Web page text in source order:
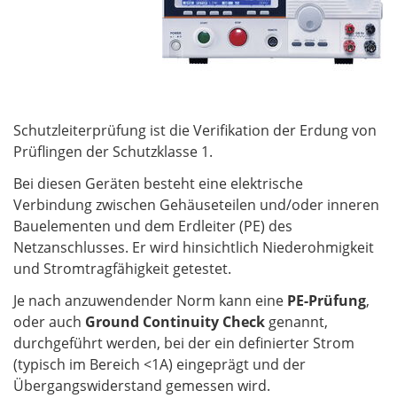
Schutzleiterprüfung ist die Verifikation der Erdung von
Prüflingen der Schutzklasse 1.
Bei diesen Geräten besteht eine elektrische
Verbindung zwischen Gehäuseteilen und/oder inneren
Bauelementen und dem Erdleiter (PE) des
Netzanschlusses. Er wird hinsichtlich Niederohmigkeit
und Stromtragfähigkeit getestet.
Je nach anzuwendender Norm kann eine PE-Prüfung,
oder auch Ground Continuity Check genannt,
durchgeführt werden, bei der ein definierter Strom
(typisch im Bereich <1A) eingeprägt und der
Übergangswiderstand gemessen wird.